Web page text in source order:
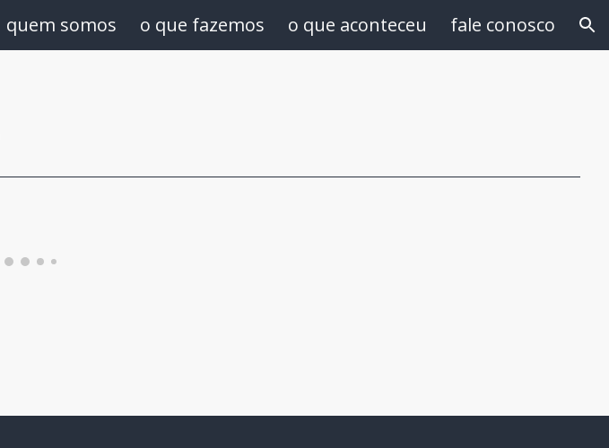
Skip to navigation
quem somos o que fazemos o que aconteceu fale conosco